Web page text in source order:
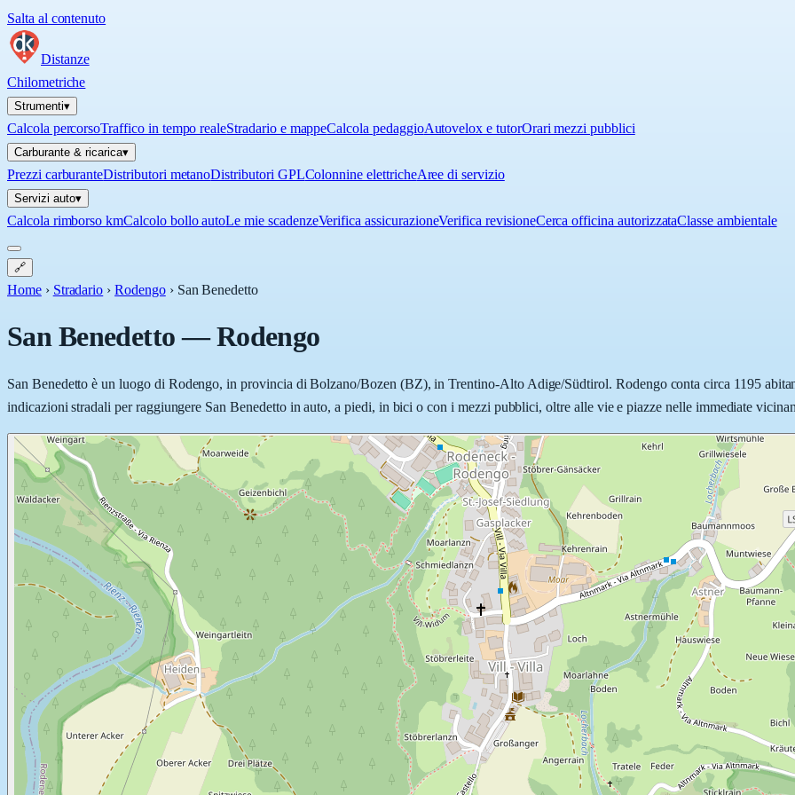
Salta al contenuto
Distanze
Chilometriche
Strumenti▾
Calcola percorsoTraffico in tempo realeStradario e mappeCalcola pedaggioAutovelox e tutorOrari mezzi pubblici
Carburante & ricarica▾
Prezzi carburanteDistributori metanoDistributori GPLColonnine elettricheAree di servizio
Servizi auto▾
Calcola rimborso kmCalcolo bollo autoLe mie scadenzeVerifica assicurazioneVerifica revisioneCerca officina autorizzataClasse ambientale
🔗
Home › Stradario › Rodengo › San Benedetto
San Benedetto—Rodengo
San Benedetto è un luogo di Rodengo, in provincia di Bolzano/Bozen (BZ), in Trentino-Alto Adige/Südtirol. Rodengo conta circa 1195
indicazioni stradali per raggiungere San Benedetto in auto, a piedi, in bici o con i mezzi pubblici, oltre alle vie e piazze nelle immediate